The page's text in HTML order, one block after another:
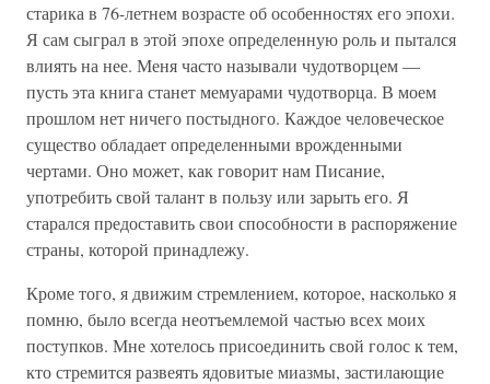
старика в 76-летнем возрасте об особенностях его эпохи.
Я сам сыграл в этой эпохе определенную роль и пытался
влиять на нее. Меня часто называли чудотворцем —
пусть эта книга станет мемуарами чудотворца. В моем
прошлом нет ничего постыдного. Каждое человеческое
существо обладает определенными врожденными
чертами. Оно может, как говорит нам Писание,
употребить свой талант в пользу или зарыть его. Я
старался предоставить свои способности в распоряжение
страны, которой принадлежу.
Кроме того, я движим стремлением, которое, насколько я
помню, было всегда неотъемлемой частью всех моих
поступков. Мне хотелось присоединить свой голос к тем,
кто стремится развеять ядовитые миазмы, застилающие